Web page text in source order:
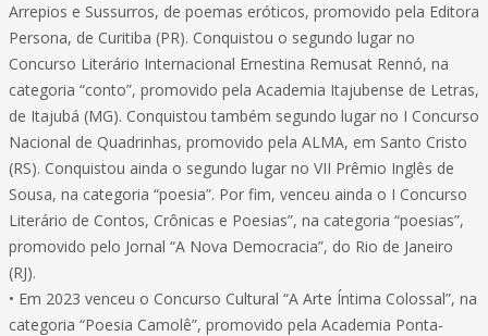
Arrepios e Sussurros, de poemas eróticos, promovido pela Editora
Persona, de Curitiba (PR). Conquistou o segundo lugar no
Concurso Literário Internacional Ernestina Remusat Rennó, na
categoria “conto”, promovido pela Academia Itajubense de Letras,
de Itajubá (MG). Conquistou também segundo lugar no I Concurso
Nacional de Quadrinhas, promovido pela ALMA, em Santo Cristo
(RS). Conquistou ainda o segundo lugar no VII Prêmio Inglês de
Sousa, na categoria “poesia”. Por fim, venceu ainda o I Concurso
Literário de Contos, Crônicas e Poesias”, na categoria “poesias”,
promovido pelo Jornal “A Nova Democracia”, do Rio de Janeiro
(RJ).
• Em 2023 venceu o Concurso Cultural “A Arte Íntima Colossal”, na
categoria “Poesia Camolê”, promovido pela Academia Ponta-